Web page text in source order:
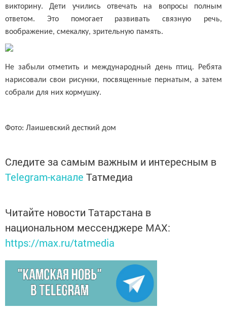
викторину. Дети учились отвечать на вопросы полным
ответом. Это помогает развивать связную речь,
воображение, смекалку, зрительную память.
Не забыли отметить и международный день птиц. Ребята
нарисовали свои рисунки, посвященные пернатым, а затем
собрали для них кормушку.
Фото: Лаишевский десткий дом
Следите за самым важным и интересным в
Telegram-канале Татмедиа
Читайте новости Татарстана в
национальном мессенджере MАХ:
https://max.ru/tatmedia